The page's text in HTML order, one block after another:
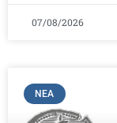
07/08/2026
ΝΈΑ